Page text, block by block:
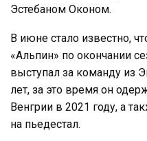
Эстебаном Оконом.
В июне стало известно,
«Альпин» по окончании
выступал за команду из
лет, за это время он
Венгрии в 2021 году, а
на пьедестал.